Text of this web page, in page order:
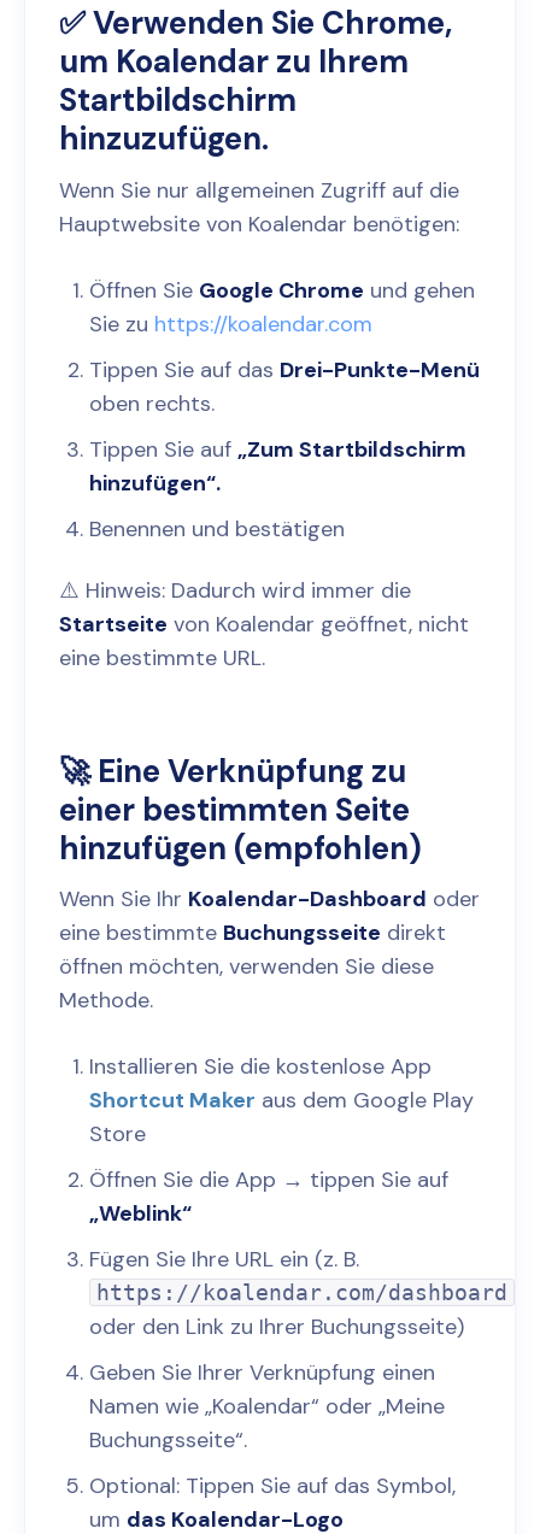
✅ Verwenden Sie Chrome,
um Koalendar zu Ihrem
Startbildschirm
hinzuzufügen.
Wenn Sie nur allgemeinen Zugriff auf die
Hauptwebsite von Koalendar benötigen:
Öffnen Sie Google Chrome und gehen
Sie zu https://koalendar.com
Tippen Sie auf das Drei-Punkte-Menü
oben rechts.
Tippen Sie auf „Zum Startbildschirm
hinzufügen“.
Benennen und bestätigen
⚠️ Hinweis: Dadurch wird immer die
Startseite von Koalendar geöffnet, nicht
eine bestimmte URL.
🚀 Eine Verknüpfung zu
einer bestimmten Seite
hinzufügen (empfohlen)
Wenn Sie Ihr Koalendar-Dashboard oder
eine bestimmte Buchungsseite direkt
öffnen möchten, verwenden Sie diese
Methode.
Installieren Sie die kostenlose App
Shortcut Maker aus dem Google Play
Store
Öffnen Sie die App → tippen Sie auf
„Weblink“
Fügen Sie Ihre URL ein (z. B.
https://koalendar.com/dashboard
oder den Link zu Ihrer Buchungsseite)
Geben Sie Ihrer Verknüpfung einen
Namen wie „Koalendar“ oder „Meine
Buchungsseite“.
Optional: Tippen Sie auf das Symbol,
um das Koalendar-Logo